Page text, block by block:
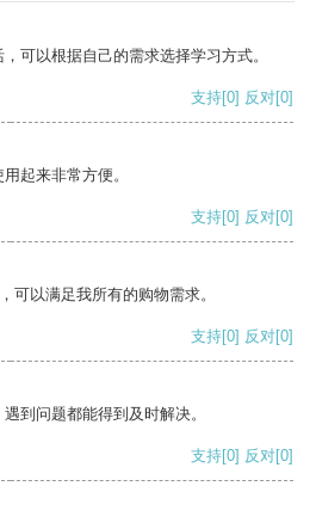
可以根据自己的需求选择学习方式。
支持[0] 反对[0]
起来非常方便。
支持[0] 反对[0]
可以满足我所有的购物需求。
支持[0] 反对[0]
到问题都能得到及时解决。
支持[0] 反对[0]